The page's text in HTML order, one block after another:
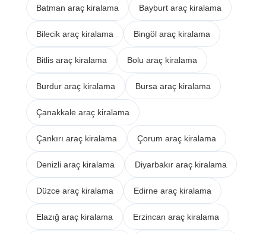
Batman araç kiralama Bayburt araç kiralama
Bilecik araç kiralama Bingöl araç kiralama
Bitlis araç kiralama Bolu araç kiralama
Burdur araç kiralama Bursa araç kiralama
Çanakkale araç kiralama
Çankırı araç kiralama Çorum araç kiralama
Denizli araç kiralama Diyarbakır araç kiralama
Düzce araç kiralama Edirne araç kiralama
Elazığ araç kiralama Erzincan araç kiralama